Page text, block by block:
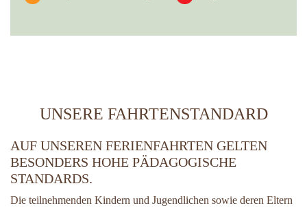
UNSERE FAHRTENSTANDARD
AUF UNSEREN FERIENFAHRTEN GELTEN
BESONDERS HOHE PÄDAGOGISCHE
STANDARDS.
Die teilnehmenden Kindern und Jugendlichen sowie deren Eltern